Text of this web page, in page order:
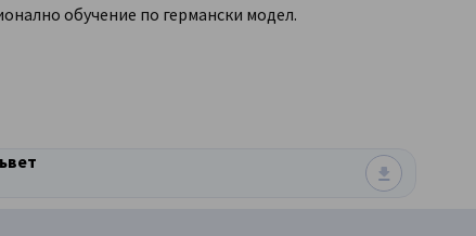
обучение по германски модел.